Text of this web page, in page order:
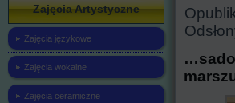
Zajęcia Artystyczne
Zajęcia językowe
Zajęcia wokalne
Zajęcia ceramiczne